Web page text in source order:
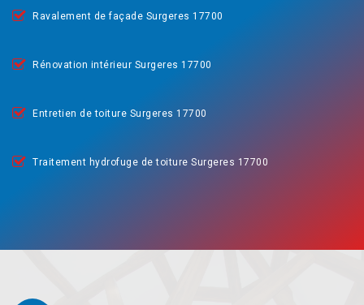
Ravalement de façade Surgeres 17700
Rénovation intérieur Surgeres 17700
Entretien de toiture Surgeres 17700
Traitement hydrofuge de toiture Surgeres 17700